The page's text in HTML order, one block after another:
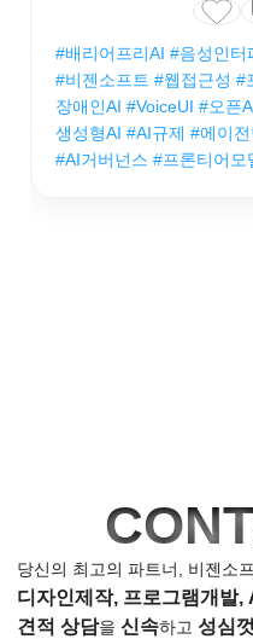
#배리어프리AI #음성인
#비젠소프트 #웹접근성 #
장애인AI #VoiceUI #오픈
생성형AI #AI규제 #에이
#AI거버넌스 #프론티어모
당신의 최고의 파트너, 비젠소
디자인제작, 프로그램개발,
견적 상담을 신속하고 성심껏